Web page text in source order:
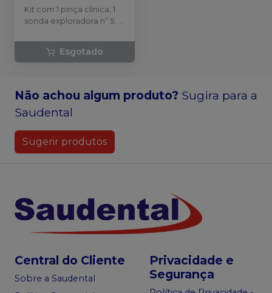
Kit com 1 pinça clínica, 1
sonda exploradora nº 5, 1
com espelho nº 5.
Esgotado
Não achou algum produto? Sugira para a
Saudental
Sugerir produtos
Central do Cliente
Sobre a Saudental
Privacidade e
Segurança